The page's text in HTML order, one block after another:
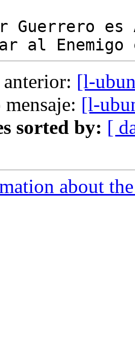
Guerrero es
[l-
[l-
sorted by: [
about